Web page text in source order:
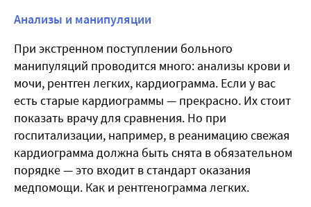
Анализы и манипуляции
При экстренном поступлении больного
манипуляций проводится много: анализы крови и
мочи, рентген легких, кардиограмма. Если у вас
есть старые кардиограммы — прекрасно. Их стоит
показать врачу для сравнения. Но при
госпитализации, например, в реанимацию свежая
кардиограмма должна быть снята в обязательном
порядке — это входит в стандарт оказания
медпомощи. Как и рентгенограмма легких.